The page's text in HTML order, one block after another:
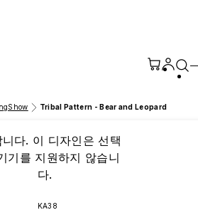
Tribal Pattern - Bear and Leopard
니다. 이 디자인은 선택
기를 지원하지 않습니
다.
KA38